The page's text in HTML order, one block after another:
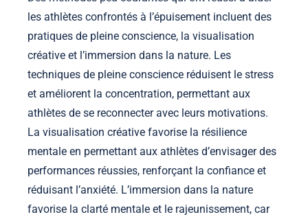
les athlètes confrontés à l’épuisement incluent des
pratiques de pleine conscience, la visualisation
créative et l’immersion dans la nature. Les
techniques de pleine conscience réduisent le stress
et améliorent la concentration, permettant aux
athlètes de se reconnecter avec leurs motivations.
La visualisation créative favorise la résilience
mentale en permettant aux athlètes d’envisager des
performances réussies, renforçant la confiance et
réduisant l’anxiété. L’immersion dans la nature
favorise la clarté mentale et le rajeunissement, car